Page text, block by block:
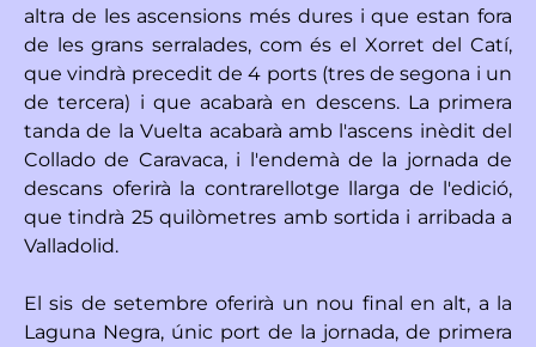
altra de les ascensions més dures i que estan fora
de les grans serralades, com és el Xorret del Catí,
que vindrà precedit de 4 ports (tres de segona i un
de tercera) i que acabarà en descens. La primera
tanda de la Vuelta acabarà amb l'ascens inèdit del
Collado de Caravaca, i l'endemà de la jornada de
descans oferirà la contrarellotge llarga de l'edició,
que tindrà 25 quilòmetres amb sortida i arribada a
Valladolid.
El sis de setembre oferirà un nou final en alt, a la
Laguna Negra, únic port de la jornada, de primera